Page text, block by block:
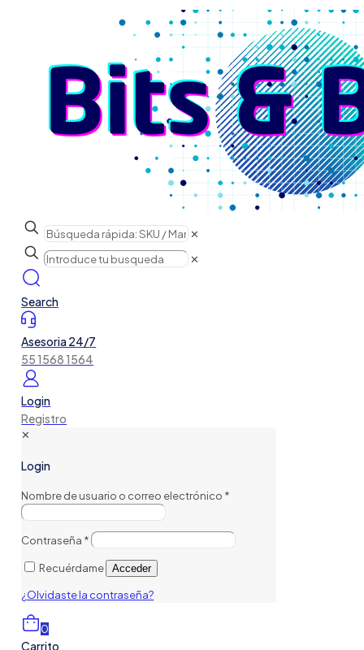
✕
✕
Search
Asesoria 24/7
55 1568 1564
Login
Registro
✕
Login
Nombre de usuario o correo electrónico *
Contraseña *
Recuérdame Acceder
¿Olvidaste la contraseña?
0
Carrito